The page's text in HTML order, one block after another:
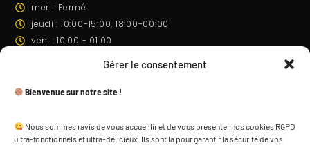
Gérer le consentement
Bienvenue sur notre site !
Nous sommes ravis de vous accueillir et de vous présenter nos cookies RGPD
ultra-fonctionnels et ultra-délicieux. Ils sont là pour garantir la sécurité de vos
mer. : Fermé
jeudi : 10:00-15:00, 18:00-00:00
ven. : 10:00 - 01:00